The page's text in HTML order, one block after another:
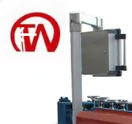
HAUSE
Famous
International
Trading
Co.,